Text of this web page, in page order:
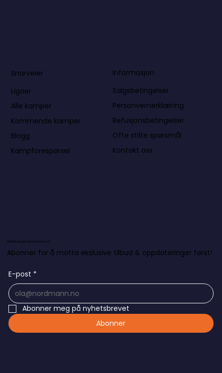
Snarveier
Ligaer
Alle kamper
Kommende kamper
Blogg
Kampforespørsel
Informasjon
Salgsbetingelser
Personvernerklæring
Refusjonsbetingelser
Ofte stilte spørsmål
Kontakt oss
Abonner på nyhetsbrevet
Abonner for å motta ekslusive tilbud & oppdateringer først!
E-post *
Abonner meg på nyhetsbrevet
Abonner